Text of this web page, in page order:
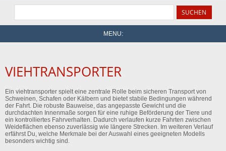
MENU:
VIEHTRANSPORTER
Ein viehtransporter spielt eine zentrale Rolle beim sicheren Transport von
Schweinen, Schafen oder Kälbern und bietet stabile Bedingungen während
der Fahrt. Die robuste Bauweise, das angepasste Gewicht und die
durchdachten Innenmaße sorgen für eine ruhige Beförderung der Tiere und
ein kontrolliertes Fahrverhalten. Dadurch verlaufen kurze Fahrten zwischen
Weideflächen ebenso zuverlässig wie längere Strecken. Im weiteren Verlauf
erfährst Du, welche Merkmale bei der Auswahl eines geeigneten Modells
besonders wichtig sind.